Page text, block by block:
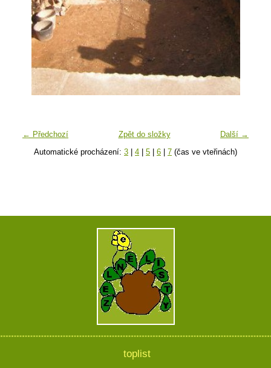
← Předchozí Další →
Zpět do složky
Automatické procházení: 3 4 5 6 7 (čas ve vteřinách)
toplist